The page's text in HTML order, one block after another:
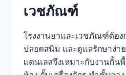
เวชภัณฑ์
โรงงานยาและเวชภัณฑ์ต้อง
ปลอดสนิม และดูแลรักษาง่า
แตนเลสจึงเหมาะกับงานกั้น